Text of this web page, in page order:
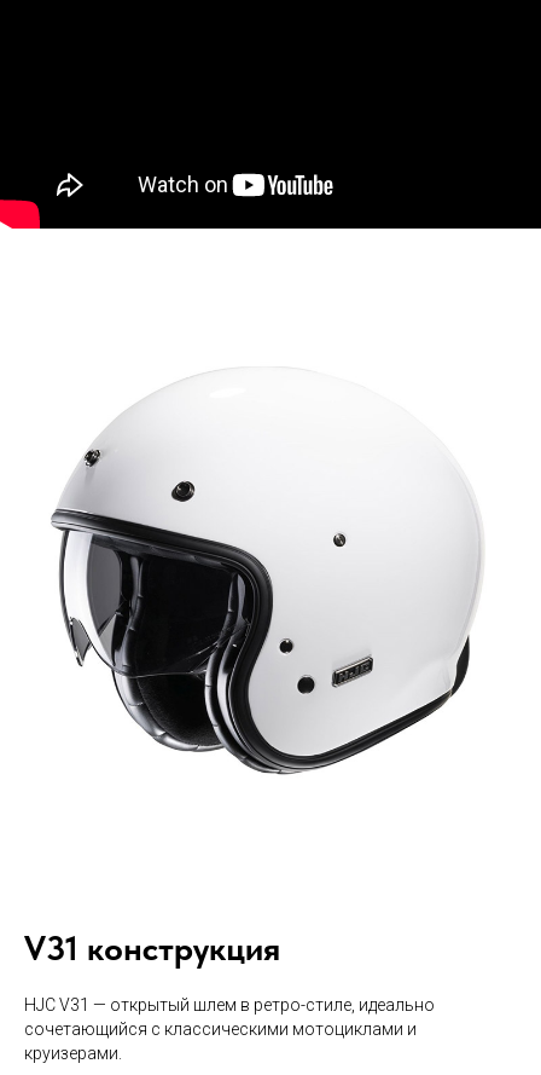
V31 конструкция
HJC V31 — открытый шлем в ретро-стиле, идеально
сочетающийся с классическими мотоциклами и
круизерами.